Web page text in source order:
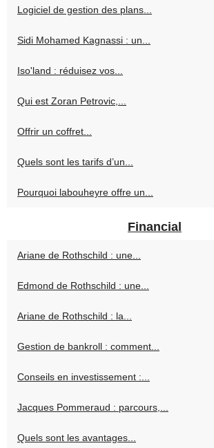
Logiciel de gestion des plans...
Sidi Mohamed Kagnassi : un...
Iso'land : réduisez vos...
Qui est Zoran Petrovic,...
Offrir un coffret...
Quels sont les tarifs d’un...
Pourquoi labouheyre offre un...
Financial
Ariane de Rothschild : une...
Edmond de Rothschild : une...
Ariane de Rothschild : la...
Gestion de bankroll : comment...
Conseils en investissement :...
Jacques Pommeraud : parcours,...
Quels sont les avantages...